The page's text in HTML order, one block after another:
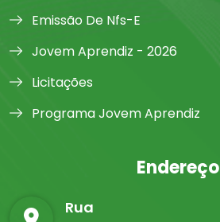
Emissão De Nfs-E
Jovem Aprendiz - 2026
Licitações
Programa Jovem Aprendiz
Endereço
Rua